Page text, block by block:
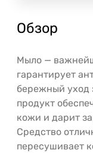
Обзор
Мыло —
гарантирует
бережный уход
продукт
кожи и дарит
Средство
пересушивает